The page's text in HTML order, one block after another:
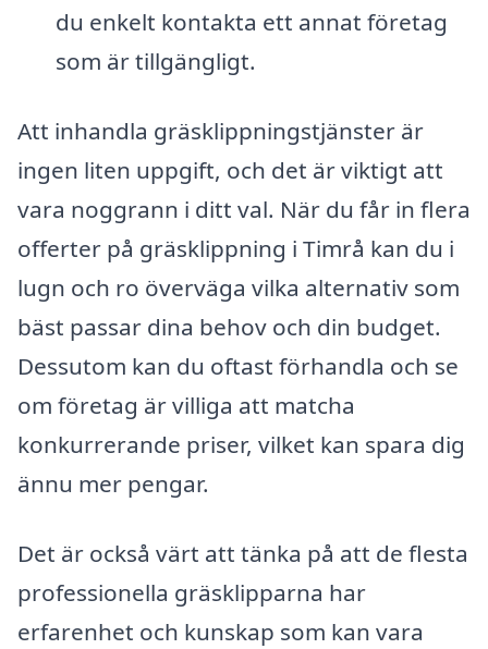
du enkelt kontakta ett annat företag
som är tillgängligt.
Att inhandla gräsklippningstjänster är
ingen liten uppgift, och det är viktigt att
vara noggrann i ditt val. När du får in flera
offerter på gräsklippning i Timrå kan du i
lugn och ro överväga vilka alternativ som
bäst passar dina behov och din budget.
Dessutom kan du oftast förhandla och se
om företag är villiga att matcha
konkurrerande priser, vilket kan spara dig
ännu mer pengar.
Det är också värt att tänka på att de flesta
professionella gräsklipparna har
erfarenhet och kunskap som kan vara